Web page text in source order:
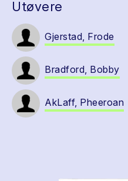
Utøvere
Gjerstad, Frode
Bradford, Bobby
AkLaff, Pheeroan